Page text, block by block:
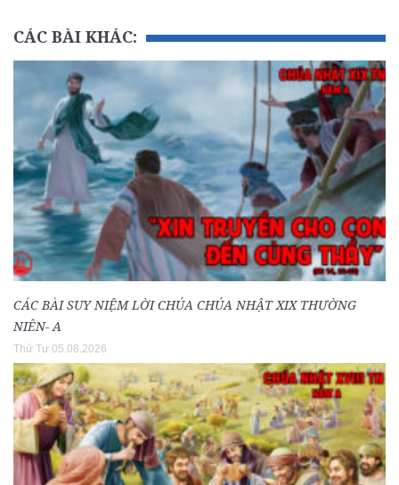
CÁC BÀI KHÁC:
CÁC BÀI SUY NIỆM LỜI CHÚA CHÚA NHẬT XIX THƯỜNG
NIÊN- A
Thứ Tư 05.08.2026